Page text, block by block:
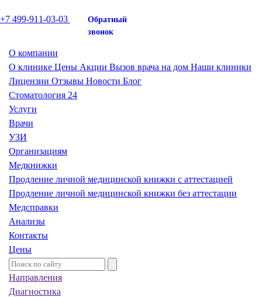
+7 499-911-03-03
Обратный
звонок
О компании
О клинике Цены Акции Вызов врача на дом Наши клиники
Лицензии Отзывы Новости Блог
Стоматология 24
Услуги
Врачи
УЗИ
Организациям
Медкнижки
Продление личной медицинской книжки с аттестацией
Продление личной медицинской книжки без аттестации
Медсправки
Анализы
Контакты
Цены
Направления
Диагностика